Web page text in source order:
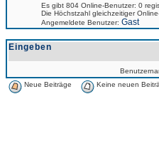
Es gibt 804 Online-Benutzer: 0
Die Höchstzahl gleichzeitiger
Angemeldete Benutzer: Gast
Eingeben
Neue Beiträge
Keine neuen